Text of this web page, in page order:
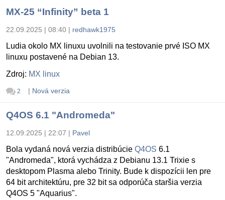
MX-25 “Infinity” beta 1
22.09.2025 | 08:40 | redhawk1975
Ludia okolo MX linuxu uvolnili na testovanie prvé ISO MX
linuxu postavené na Debian 13.
Zdroj: MX linux
2 | Nová verzia
Q4OS 6.1 "Andromeda"
12.09.2025 | 22:07 | Pavel
Bola vydaná nová verzia distribúcie Q4OS 6.1
"Andromeda", ktorá vychádza z Debianu 13.1 Trixie s
desktopom Plasma alebo Trinity. Bude k dispozícii len pre
64 bit architektúru, pre 32 bit sa odporúča staršia verzia
Q4OS 5 "Aquarius".